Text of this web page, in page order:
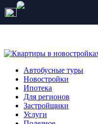
Количество мест ограничено
Автобусные туры
Новостройки
Ипотека
Для регионов
Застройщики
Услуги